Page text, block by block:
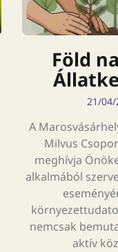
Föld
21/04/
A
Milvus
meghívja
alkalmából
nemcsak
aktív